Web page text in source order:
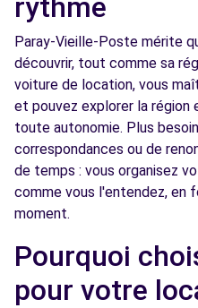
Free2Move Rent -
TELLIER - L'HAY-LES-
81 AVENUE FLOUQUET
L'HAY-LES-ROSES, 94240
Voir l'agence
Free2move Rent -
(C)
AVENUE DU MARECHAL
rythme
Paray-Vieille-Poste mérite
découvrir, tout comme sa
voiture de location, vous
et pouvez explorer la
toute autonomie. Plus
correspondances ou de
de temps : vous organisez
comme vous l'entendez, en
moment.
Pourquoi
pour votre